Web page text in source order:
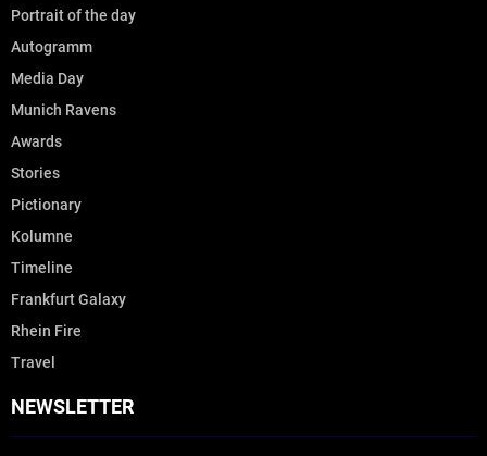
Portrait of the day
Autogramm
Media Day
Munich Ravens
Awards
Stories
Pictionary
Kolumne
Timeline
Frankfurt Galaxy
Rhein Fire
Travel
NEWSLETTER